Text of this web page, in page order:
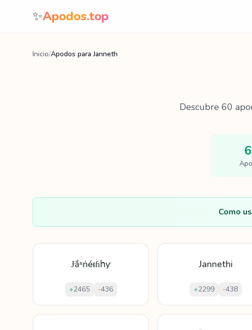
Saltar al contenido
✨Apodos.top
Inicio/Apodos para Janneth
Descubre 60
Como
Ɉắⁿṅéᵵɦհƴ
+2465 -436
Jannethi
+2299 -438